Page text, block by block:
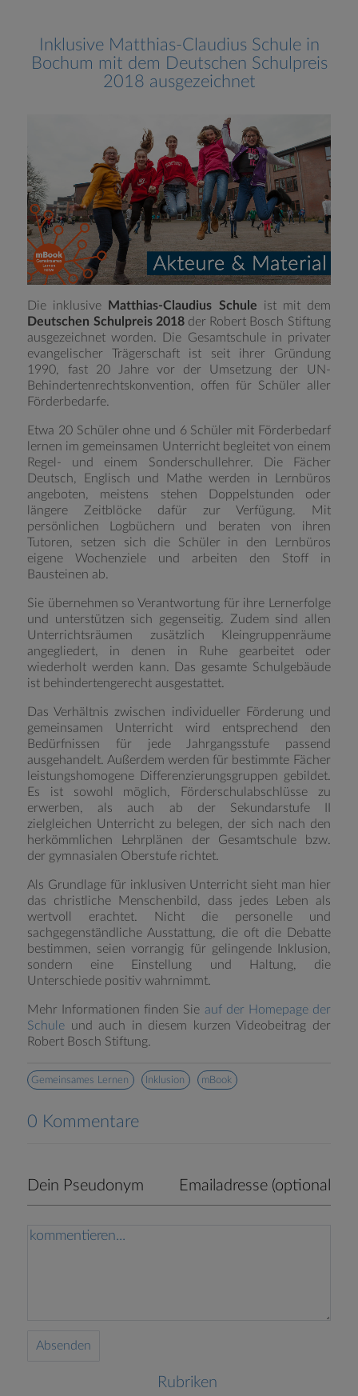
Inklusive Matthias-Claudius Schule in
Bochum mit dem Deutschen Schulpreis
2018 ausgezeichnet
Die inklusive Matthias-Claudius Schule ist mit dem
Deutschen Schulpreis 2018der Robert Bosch Stiftung
ausgezeichnet worden. Die Gesamtschule in privater
evangelischer Trägerschaft ist seit ihrer Gründung
1990, fast 20 Jahre vor der Umsetzung der UN-
Behindertenrechtskonvention, offen für Schüler aller
Förderbedarfe.
Etwa 20 Schüler ohne und 6 Schüler mit Förderbedarf
lernen im gemeinsamen Unterricht begleitet von einem
Regel- und einem Sonderschullehrer. Die Fächer
Deutsch, Englisch und Mathe werden in Lernbüros
angeboten, meistens stehen Doppelstunden oder
längere Zeitblöcke dafür zur Verfügung. Mit
persönlichen Logbüchern und beraten von ihren
Tutoren, setzen sich die Schüler in den Lernbüros
eigene Wochenziele und arbeiten den Stoff in
Bausteinen ab.
Sie übernehmen so Verantwortung für ihre Lernerfolge
und unterstützen sich gegenseitig. Zudem sind allen
Unterrichtsräumen zusätzlich Kleingruppenräume
angegliedert, in denen in Ruhe gearbeitet oder
wiederholt werden kann. Das gesamte Schulgebäude
ist behindertengerecht ausgestattet.
Das Verhältnis zwischen individueller Förderung und
gemeinsamen Unterricht wird entsprechend den
Bedürfnissen für jede Jahrgangsstufe passend
ausgehandelt. Außerdem werden für bestimmte Fächer
leistungshomogene Differenzierungsgruppen gebildet.
Es ist sowohl möglich, Förderschulabschlüsse zu
erwerben, als auch ab der Sekundarstufe II
zielgleichen Unterricht zu belegen, der sich nach den
herkömmlichen Lehrplänen der Gesamtschule bzw.
der gymnasialen Oberstufe richtet.
Als Grundlage für inklusiven Unterricht sieht man hier
das christliche Menschenbild, dass jedes Leben als
wertvoll erachtet. Nicht die personelle und
sachgegenständliche Ausstattung, die oft die Debatte
bestimmen, seien vorrangig für gelingende Inklusion,
sondern eine Einstellung und Haltung, die
Unterschiede positiv wahrnimmt.
Mehr Informationen finden Sie auf der Homepage der
Schule und auch in diesem kurzen Videobeitrag der
Robert Bosch Stiftung.
Gemeinsames Lernen Inklusion mBook
0 Kommentare
Absenden
Rubriken